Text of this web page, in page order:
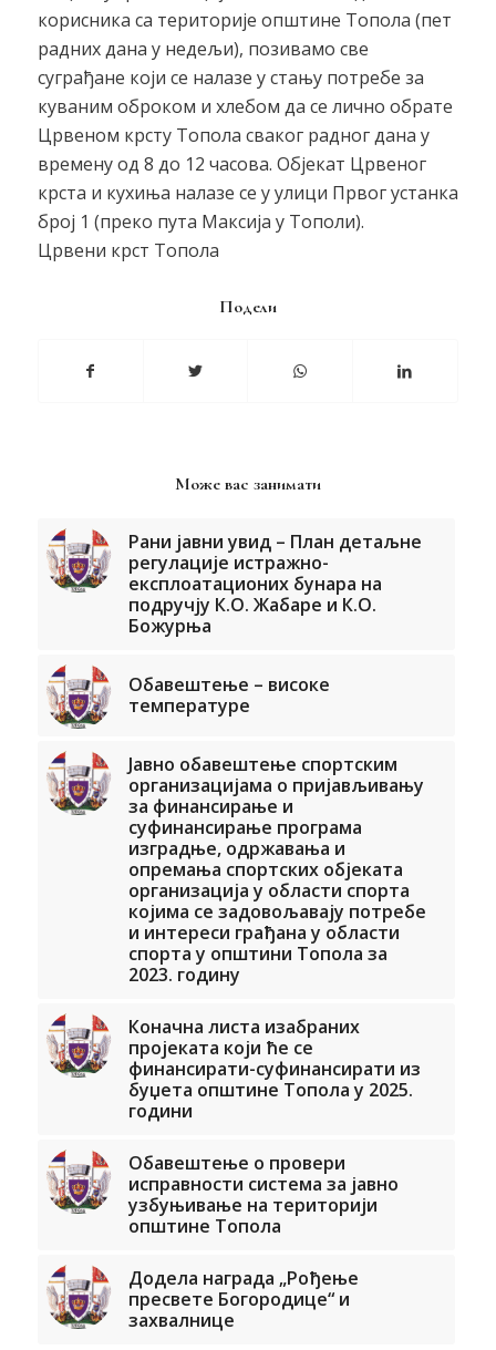
корисника са територије општине Топола (пет
радних дана у недељи), позивамо све
суграђане који се налазе у стању потребе за
куваним оброком и хлебом да се лично обрате
Црвеном крсту Топола сваког радног дана у
времену од 8 до 12 часова. Објекат Црвеног
крста и кухиња налазе се у улици Првог устанка
број 1 (преко пута Максија у Тополи).
Црвени крст Топола
Подели
Може вас занимати
Рани јавни увид – План детаљне
регулације истражно-
експлоатационих бунара на
подручју К.О. Жабаре и К.О.
Божурња
Обавештење – високе
температуре
Јавно обавештење спортским
организацијама о пријављивању
за финансирање и
суфинансирање програма
изградње, одржавања и
опремања спортских објеката
организација у области спорта
којима се задовољавају потребе
и интереси грађана у области
спорта у општини Топола за
2023. годину
Коначна листа изабраних
пројеката који ће се
финансирати-суфинансирати из
буџета општине Топола у 2025.
години
Обавештење о провери
исправности система за јавно
узбуњивање на територији
општине Топола
Додела награда „Рођење
пресвете Богородице“ и
захвалнице